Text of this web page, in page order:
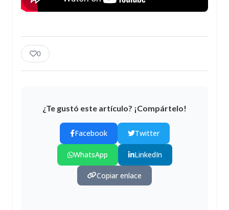
0
¿Te gustó este artículo? ¡Compártelo!
Facebook Twitter
WhatsApp LinkedIn
Copiar enlace